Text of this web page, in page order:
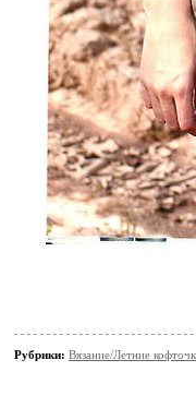
Рубрики: Вязание/Летние